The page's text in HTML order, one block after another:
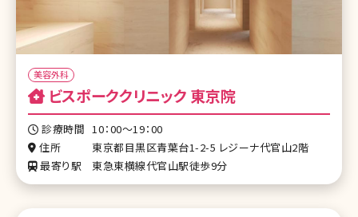
美容外科
ビスポーククリニック 東京院
診療時間 10：00～19：00
住所
東京都目黒区青葉台1-2-5 レジーナ代官山2階
最寄り駅
東急東横線代官山駅徒歩9分